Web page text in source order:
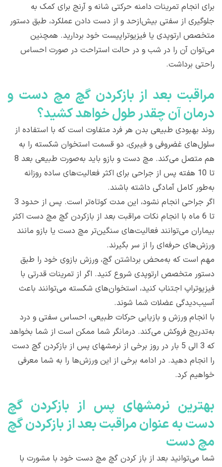
برای انجام تمرینات دامنه حرکتی شانه و آرنج برای کمک به
جلوگیری از سفتی بیش‌ازحد و از دست دادن عملکرد، طبق دستور
متخصص ارتوپدی یا فیزیوتراپیست خود بردارید. همچنین
می‌توان آن را در شب و در حالت استراحت در صورت احساس
راحتی برداشت.
مراقبت بعد از بازکردن گچ مچ دست و
درمان آن چقدر طول خواهد کشيد؟
روند بهبودی طبیعی بدن هر فرد متفاوت است که با استفاده از
سلول‌های غضروفی و فیبری، دو قسمت استخوان شکسته را به
هم متصل می‌کند. مچ دست و بازو باید به‌صورت طبیعی بعد 8
تا 10 هفته پس از جراحی برای اکثر فعالیت‌های ساده روزانه
به‌طور کامل آمادگی داشته باشند.
اگر جراحی انجام نشود، این مدت کوتاه‌تر است. پس از حدود 3
تا 6 ماه با انجام نکات مراقبت بعد از بازکردن گچ مچ دست اکثر
بیماران می‌توانند فعالیت‌های سنگین‌تر مچ دست یا بازو مانند
ورزش‌های حرفه‌ای را از سر بگیرند.
مهم است که به‌محض برداشتن گچ، ورزش بازوی خود را طبق
دستور متخصص ارتوپدی شروع کنید. اگر از تمرینات قدرتی با
فیزیوتراپ اجتناب کنید، استخوان‌های شکسته می‌توانند باعث
آسیب‌دیدگی عضلات شما شوند.
با انجام ورزش و بازیابی حرکات طبیعی، احساس سفتی و درد
به‌تدریج فروکش می‌کند. درمانگر شما ممکن است از شما بخواهد
که 3 الی 5 بار در روز برخی از نرمشهای پس از بازکردن گچ دست
را انجام دهید. در ادامه برخی از این ورزش‌ها را به شما معرفی
خواهیم کرد.
بهترين نرمشهای پس از بازکردن گچ
دست به عنوان مراقبت بعد از بازکردن گچ
مچ دست
شما می‌توانید بعد از باز کردن گچ مچ دست خود با مشورت با